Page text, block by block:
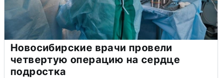
Новосибирские врачи провели
четвертую операцию на сердце
подростка